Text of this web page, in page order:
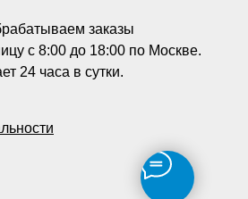
заказы
с 8:00 до 18:00 по Москве.
24 часа в сутки.